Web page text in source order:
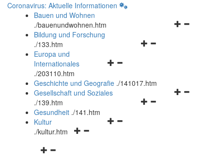
Coronavirus: Aktuelle Informationen
Bauen und Wohnen
./bauenundwohnen.htm
Navigationsmenü
Bildung und Forschung
./133.htm
Navigationsmenü
und
schließen
Europa und
Internationales
./203110.htm
Geschichte und Geografie ./141017.htm
Navigationsmenü
Gesellschaft und Soziales
./139.htm
Navigationsmenü
Gesundheit ./141.htm
Navigationsmenü
Kultur
./kultur.htm
Navigationsmenü